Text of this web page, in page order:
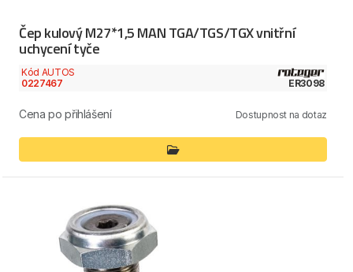
Čep kulový M27*1,5 MAN TGA/TGS/TGX vnitřní
uchycení tyče
Kód AUTOS
0227467
ER3098
Cena po přihlášení Dostupnost na dotaz